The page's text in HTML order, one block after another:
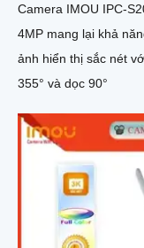
Camera IMOU IPC-
4MP mang lại khả năng
ảnh hiển thị sắc nét
355° và dọc 90°